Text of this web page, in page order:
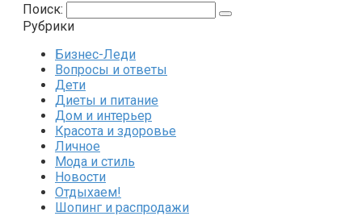
Поиск:
Рубрики
Бизнес-Леди
Вопросы и ответы
Дети
Диеты и питание
Дом и интерьер
Красота и здоровье
Личное
Мода и стиль
Новости
Отдыхаем!
Шопинг и распродажи